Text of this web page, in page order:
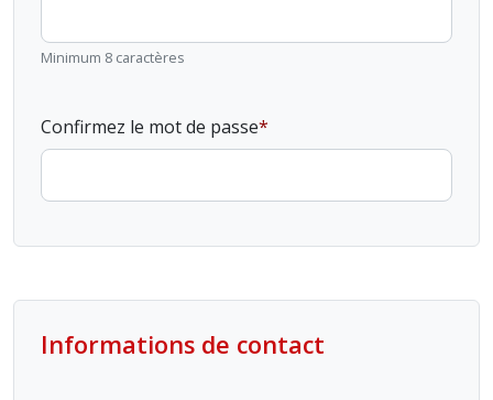
Minimum 8 caractères
Confirmez le mot de passe
Informations de contact